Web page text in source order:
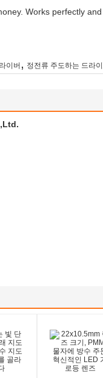
Works perfectly
이버 , 정전류 주도하는 드라